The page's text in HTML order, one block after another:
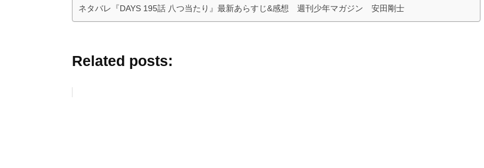
ネタバレ『DAYS 195話 八つ当たり』最新あらすじ&感想 週刊少年マガジン 安田剛士
Related posts: